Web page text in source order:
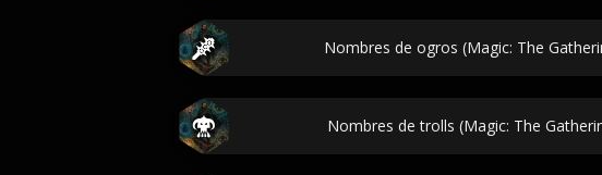
Nombres de ogros (Magic: The
Nombres de trolls (Magic: The